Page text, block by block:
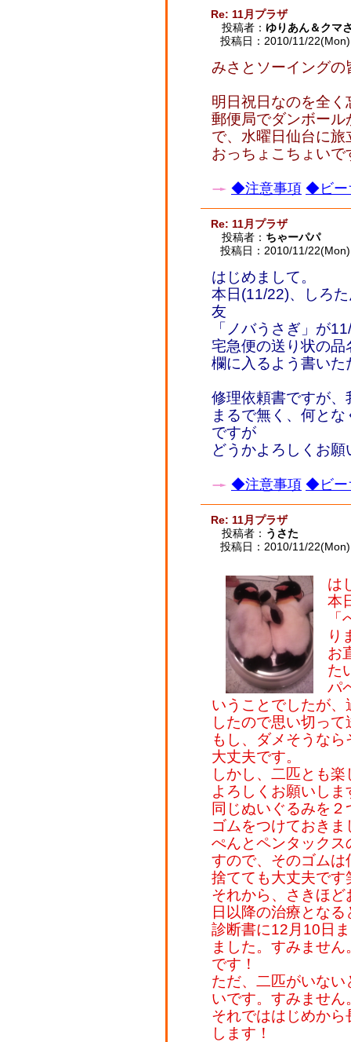
Re: 11月プラザ
投稿者： ゆりあん＆クマ
投稿日：2010/11/
みさとソーイング
明日祝日なのを全く
郵便局でダンボー
で、水曜日仙台に旅
おっちょこちょいで
◆注意事項 ◆ビー
Re: 11月プラザ
投稿者： ちゃーパパ
投稿日：2010/11/
はじめまして。
本日(11/22)、しろ
友
「ノバうさぎ」が
宅急便の送り状の
欄に入るよう書い
修理依頼書ですが
まるで無く、何と
ですが
どうかよろしくお
◆注意事項 ◆ビー
Re: 11月プラザ
投稿者： うさた
投稿日：2010/11/
は
本
り
お
た
パ
いうことでしたが
したので思い切っ
もし、ダメそうな
大丈夫です。
しかし、二匹とも
よろしくお願いしま
同じぬいぐるみを
ゴムをつけておき
ぺんとペンタック
すので、そのゴム
捨てても大丈夫です
それから、さきほ
日以降の治療とな
診断書に12月10日
ました。すみませ
です！
ただ、二匹がいな
いです。すみません
それでははじめか
します！